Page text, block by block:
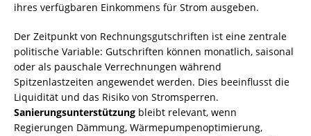
ihres verfügbaren Einkommens für Strom ausgeben.
Der Zeitpunkt von Rechnungsgutschriften ist eine zentrale
politische Variable: Gutschriften können monatlich, saisonal
oder als pauschale Verrechnungen während
Spitzenlastzeiten angewendet werden. Dies beeinflusst die
Liquidität und das Risiko von Stromsperren.
Sanierungsunterstützung bleibt relevant, wenn
Regierungen Dämmung, Wärmepumpenoptimierung,